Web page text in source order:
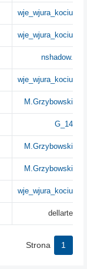
wje_wjura_kociu
wje_wjura_kociu
nshadow.
wje_wjura_kociu
M.Grzybowski
G_14
M.Grzybowski
M.Grzybowski
wje_wjura_kociu
dellarte
Strona 1